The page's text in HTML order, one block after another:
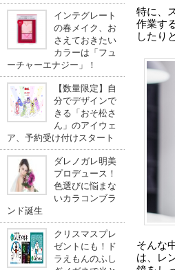
インテグレート
の春メイク、お
さえておきたい
カラーは「フュ
ーチャーエナジー」！
【数量限定】自
分でデザインで
きる「おそ松さ
ん」のアイウェ
ア、予約受け付けスタート
ダレノガレ明美
プロデュース！
色選びに悩まな
いカラコンブラ
ンド誕生
クリスマスプレ
ゼントにも！ド
ラえもんのふし
特に、
作業す
したり
そんな
は、レ